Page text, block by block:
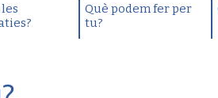
Què podem fer per
tu?